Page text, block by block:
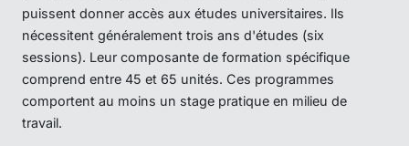
puissent donner accès aux études universitaires. Ils
nécessitent généralement trois ans d'études (six
sessions). Leur composante de formation spécifique
comprend entre 45 et 65 unités. Ces programmes
comportent au moins un stage pratique en milieu de
travail.